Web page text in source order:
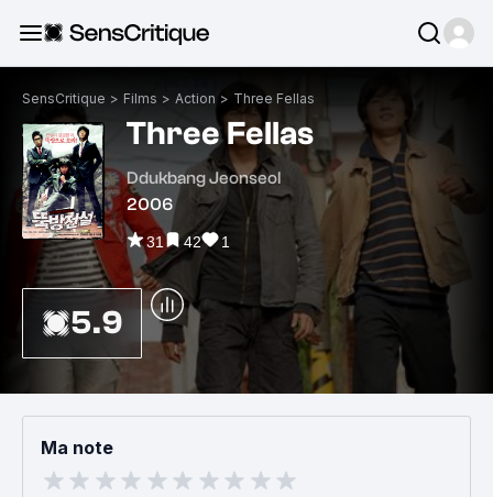
SensCritique > Films > Action > Three Fellas
Three Fellas
Ddukbang Jeonseol
2006
31 42 1
5.9
Ma note